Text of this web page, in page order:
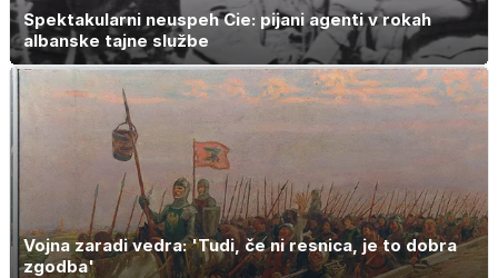
Spektakularni neuspeh Cie: pijani agenti v rokah
albanske tajne službe
Vojna zaradi vedra: 'Tudi, če ni resnica, je to dobra
zgodba'